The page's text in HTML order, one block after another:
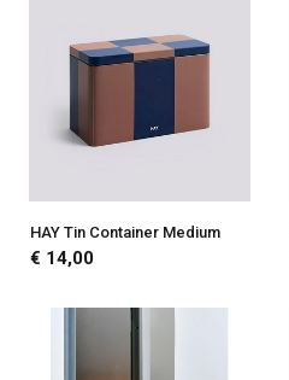
HAY Tin Container Medium
€ 14,00